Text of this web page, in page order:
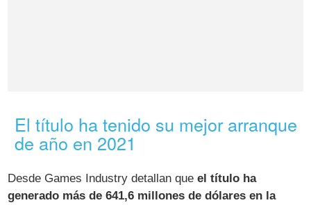
El título ha tenido su mejor arranque
de año en 2021
Desde Games Industry detallan queel título ha
generado más de 641,6 millones de dólares en la